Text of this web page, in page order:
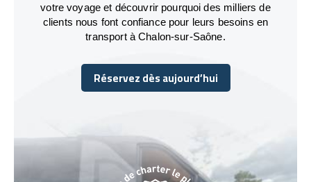
votre voyage et découvrir pourquoi des milliers de
clients nous font confiance pour leurs besoins en
transport à Chalon-sur-Saône.
Réservez dès aujourd’hui
Réservez dès aujourd’hui